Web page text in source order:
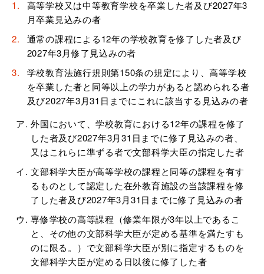
高等学校又は中等教育学校を卒業した者及び2027年3
月卒業見込みの者
通常の課程による12年の学校教育を修了した者及び
2027年3月修了見込みの者
学校教育法施行規則第150条の規定により、高等学校
を卒業した者と同等以上の学力があると認められる者
及び2027年3月31日までにこれに該当する見込みの者
外国において、学校教育における12年の課程を修了
した者及び2027年3月31日までに修了見込みの者、
又はこれらに準ずる者で文部科学大臣の指定した者
文部科学大臣が高等学校の課程と同等の課程を有す
るものとして認定した在外教育施設の当該課程を修
了した者及び2027年3月31日までに修了見込みの者
専修学校の高等課程（修業年限が3年以上であるこ
と、その他の文部科学大臣が定める基準を満たすも
のに限る。）で文部科学大臣が別に指定するものを
文部科学大臣が定める日以後に修了した者